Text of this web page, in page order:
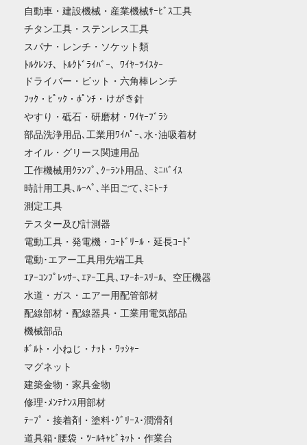
自動車・建設機械・産業機械ｻｰﾋﾞｽ工具
チタン工具・ステンレス工具
スパナ・レンチ・ソケット類
ﾄﾙｸﾚﾝﾁ、ﾄﾙｸﾄﾞﾗｲﾊﾞｰ、ﾜｲﾔｰﾂｲｽﾀｰ
ドライバー・ビット・六角棒レンチ
ﾌｯｸ・ﾋﾟｯｸ・ﾎﾟﾝﾁ・けがき針
やすり・砥石・研磨材・ﾜｲﾔｰﾌﾞﾗｼ
部品洗浄用品､工業用ﾜｲﾊﾟｰ､水･油吸着材
オイル・グリース関連用品
工作機械用ｸﾗﾝﾌﾟ､ｸｰﾗﾝﾄ用品、ﾐﾆﾊﾞｲｽ
時計用工具､ﾙｰﾍﾟ､半田ごて､ﾐﾆﾄｰﾁ
測定工具
テスター及び計測器
電動工具・発電機・ｺｰﾄﾞﾘｰﾙ・延長ｺｰﾄﾞ
電動･エアー工具用先端工具
ｴｱｰｺﾝﾌﾟﾚｯｻｰ､ｴｱｰ工具､ｴｱｰﾎｰｽﾘｰﾙ、空圧機器
水道・ガス・エアー用配管部材
配線部材・配線器具・工業用電気部品
機械部品
ﾎﾞﾙﾄ・小ねじ・ﾅｯﾄ・ﾜｯｼｬｰ
マグネット
建築金物・家具金物
修理･ﾒﾝﾃﾅﾝｽ用部材
ﾃｰﾌﾟ・接着剤・塗料･ｸﾞﾘｰｽ･潤滑剤
道具箱･腰袋・ﾂｰﾙｷｬﾋﾞﾈｯﾄ・作業台